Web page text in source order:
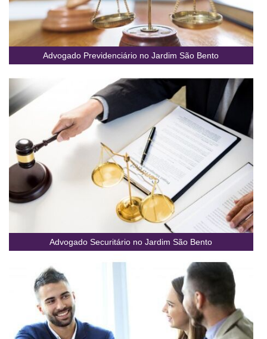
Advogado Previdenciário no Jardim São Bento
Advogado Securitário no Jardim São Bento